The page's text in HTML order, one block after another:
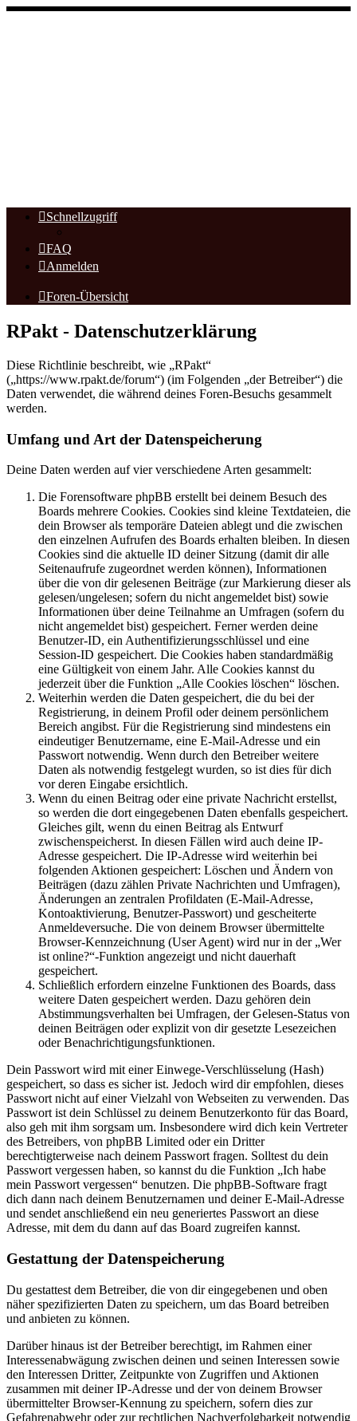
Schnellzugriff
FAQ
Anmelden
Foren-Übersicht
RPakt - Datenschutzerklärung
Diese Richtlinie beschreibt, wie „RPakt“
(„https://www.rpakt.de/forum“) (im Folgenden „der Betreiber“) die
Daten verwendet, die während deines Foren-Besuchs gesammelt
werden.
Umfang und Art der Datenspeicherung
Deine Daten werden auf vier verschiedene Arten gesammelt:
Die Forensoftware phpBB erstellt bei deinem Besuch des
Boards mehrere Cookies. Cookies sind kleine Textdateien, die
dein Browser als temporäre Dateien ablegt und die zwischen
den einzelnen Aufrufen des Boards erhalten bleiben. In diesen
Cookies sind die aktuelle ID deiner Sitzung (damit dir alle
Seitenaufrufe zugeordnet werden können), Informationen
über die von dir gelesenen Beiträge (zur Markierung dieser als
gelesen/ungelesen; sofern du nicht angemeldet bist) sowie
Informationen über deine Teilnahme an Umfragen (sofern du
nicht angemeldet bist) gespeichert. Ferner werden deine
Benutzer-ID, ein Authentifizierungsschlüssel und eine
Session-ID gespeichert. Die Cookies haben standardmäßig
eine Gültigkeit von einem Jahr. Alle Cookies kannst du
jederzeit über die Funktion „Alle Cookies löschen“ löschen.
Weiterhin werden die Daten gespeichert, die du bei der
Registrierung, in deinem Profil oder deinem persönlichem
Bereich angibst. Für die Registrierung sind mindestens ein
eindeutiger Benutzername, eine E-Mail-Adresse und ein
Passwort notwendig. Wenn durch den Betreiber weitere
Daten als notwendig festgelegt wurden, so ist dies für dich
vor deren Eingabe ersichtlich.
Wenn du einen Beitrag oder eine private Nachricht erstellst,
so werden die dort eingegebenen Daten ebenfalls gespeichert.
Gleiches gilt, wenn du einen Beitrag als Entwurf
zwischenspeicherst. In diesen Fällen wird auch deine IP-
Adresse gespeichert. Die IP-Adresse wird weiterhin bei
folgenden Aktionen gespeichert: Löschen und Ändern von
Beiträgen (dazu zählen Private Nachrichten und Umfragen),
Änderungen an zentralen Profildaten (E-Mail-Adresse,
Kontoaktivierung, Benutzer-Passwort) und gescheiterte
Anmeldeversuche. Die von deinem Browser übermittelte
Browser-Kennzeichnung (User Agent) wird nur in der „Wer
ist online?“-Funktion angezeigt und nicht dauerhaft
gespeichert.
Schließlich erfordern einzelne Funktionen des Boards, dass
weitere Daten gespeichert werden. Dazu gehören dein
Abstimmungsverhalten bei Umfragen, der Gelesen-Status von
deinen Beiträgen oder explizit von dir gesetzte Lesezeichen
oder Benachrichtigungsfunktionen.
Dein Passwort wird mit einer Einwege-Verschlüsselung (Hash)
gespeichert, so dass es sicher ist. Jedoch wird dir empfohlen, dieses
Passwort nicht auf einer Vielzahl von Webseiten zu verwenden. Das
Passwort ist dein Schlüssel zu deinem Benutzerkonto für das Board,
also geh mit ihm sorgsam um. Insbesondere wird dich kein Vertreter
des Betreibers, von phpBB Limited oder ein Dritter
berechtigterweise nach deinem Passwort fragen. Solltest du dein
Passwort vergessen haben, so kannst du die Funktion „Ich habe
mein Passwort vergessen“ benutzen. Die phpBB-Software fragt
dich dann nach deinem Benutzernamen und deiner E-Mail-Adresse
und sendet anschließend ein neu generiertes Passwort an diese
Adresse, mit dem du dann auf das Board zugreifen kannst.
Gestattung der Datenspeicherung
Du gestattest dem Betreiber, die von dir eingegebenen und oben
näher spezifizierten Daten zu speichern, um das Board betreiben
und anbieten zu können.
Darüber hinaus ist der Betreiber berechtigt, im Rahmen einer
Interessenabwägung zwischen deinen und seinen Interessen sowie
den Interessen Dritter, Zeitpunkte von Zugriffen und Aktionen
zusammen mit deiner IP-Adresse und der von deinem Browser
übermittelter Browser-Kennung zu speichern, sofern dies zur
Gefahrenabwehr oder zur rechtlichen Nachverfolgbarkeit notwendig